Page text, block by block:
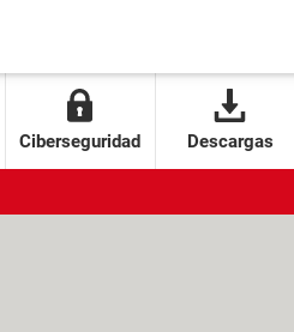
Ciberseguridad Descargas